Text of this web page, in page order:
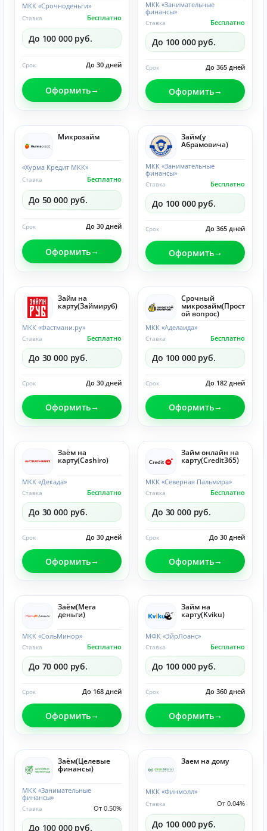
МКК «Срочноденьги»
Бесплатно
Ставка
До 100 000 руб.
До 30 дней
Срок
Оформить
МКК «Занимательные
финансы»
Бесплатно
Ставка
До 100 000 руб.
До 365 дней
Срок
Оформить
Микрозайм
«Хурма Кредит МКК»
Бесплатно
Ставка
До 50 000 руб.
До 30 дней
Срок
Оформить
Займ(у
Абрамовича)
МКК «Занимательные
финансы»
Бесплатно
Ставка
До 100 000 руб.
До 365 дней
Срок
Оформить
Займ на
карту(Займируб)
МКК «Фастмани.ру»
Бесплатно
Ставка
До 30 000 руб.
До 30 дней
Срок
Оформить
Срочный
микрозайм(Прост
ой вопрос)
МКК «Аделаида»
Бесплатно
Ставка
До 100 000 руб.
До 182 дней
Срок
Оформить
Заём на
карту(Cashiro)
МКК «Декада»
Бесплатно
Ставка
До 30 000 руб.
До 30 дней
Срок
Оформить
Займ онлайн на
карту(Credit365)
МКК «Северная Пальмира»
Бесплатно
Ставка
До 30 000 руб.
До 30 дней
Срок
Оформить
Заём(Мега
деньги)
МКК «СольМинор»
Бесплатно
Ставка
До 70 000 руб.
До 168 дней
Срок
Оформить
Займ на
карту(Kviku)
МФК «ЭйрЛоанс»
Бесплатно
Ставка
До 100 000 руб.
До 360 дней
Срок
Оформить
Заём(Целевые
финансы)
МКК «Занимательные
финансы»
От 0.50%
Ставка
До 100 000 руб.
Заем на дому
МКК «Финмолл»
От 0.04%
Ставка
До 100 000 руб.